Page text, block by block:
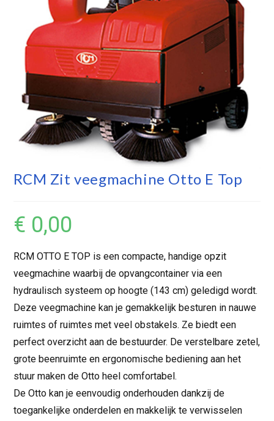
RCM Zit veegmachine Otto E Top
€ 0,00
RCM OTTO E TOP is een compacte, handige opzit
veegmachine waarbij de opvangcontainer via een
hydraulisch systeem op hoogte (143 cm) geledigd wordt.
Deze veegmachine kan je gemakkelijk besturen in nauwe
ruimtes of ruimtes met veel obstakels. Ze biedt een
perfect overzicht aan de bestuurder. De verstelbare zetel,
grote beenruimte en ergonomische bediening aan het
stuur maken de Otto heel comfortabel.
De Otto kan je eenvoudig onderhouden dankzij de
toegankelijke onderdelen en makkelijk te verwisselen